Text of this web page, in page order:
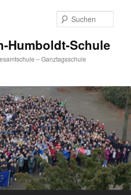
Humboldt-Schule
– Ganztagsschule